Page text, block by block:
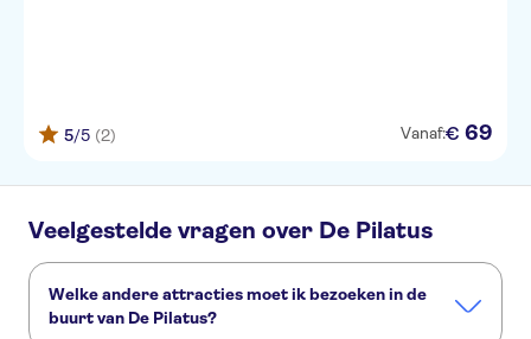
5/5 (2) Vanaf:€ 69
Veelgestelde vragen over De Pilatus
Welke andere attracties moet ik bezoeken in de
buurt van De Pilatus?